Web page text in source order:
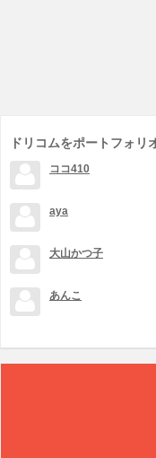
ドリコムをポートフォリ
ココ410
aya
大山かつ子
あんこ